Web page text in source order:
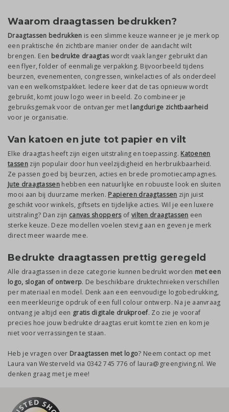
Waarom draagtassen bedrukken?
Draagtassen bedrukken is een slimme keuze wanneer je je merk op
een praktische én zichtbare manier onder de aandacht wilt
brengen. Een bedrukte draagtaswordt vaak langer gebruikt dan
een flyer, folder of eenmalige verpakking. Bijvoorbeeld tijdens
beurzen, evenementen, congressen, winkelacties of als onderdeel
van een welkomstpakket. Iedere keer dat de tas opnieuw wordt
gebruikt, komt jouw logo weer in beeld. Zo combineer je
gebruiksgemak voor de ontvanger met langdurige zichtbaarheid
voor je organisatie.
Van katoen en jute tot papier en vilt
Elke draagtas heeft zijn eigen uitstraling en toepassing. Katoenen
tassenzijn populair door hun veelzijdigheid en herbruikbaarheid.
Ze passen goed bij beurzen, acties en brede promotiecampagnes.
Jute draagtassen hebben een natuurlijke en robuuste look en sluiten
mooi aan bij duurzame merken. Papieren draagtassen zijn juist
geschikt voor winkels, giftsets en tijdelijke acties. Wil je een luxere
uitstraling? Dan zijn canvas shoppersof vilten draagtassen een
sterke keuze. Deze modellen voelen stevig aan en geven je merk
direct meer waarde mee.
Bedrukte draagtassen prettig geregeld
Alle draagtassen in deze categorie kunnen bedrukt worden met een
logo, slogan of ontwerp. De beschikbare druktechnieken verschillen
per materiaal en model. Denk aan een eenvoudige logobedrukking,
een meerkleurige opdruk of een full colour ontwerp. Na je aanvraag
ontvang je altijd een gratis digitale drukproef. Zo zie je vooraf
precies hoe jouw bedrukte draagtas eruit komt te zien en kom je
niet voor verrassingen te staan.
Heb je vragen over Draagtassen met logo? Neem contact op met
Laura van Westerveld via 0342 745 776 of laura@greengiving.nl. We
denken graag met je mee!